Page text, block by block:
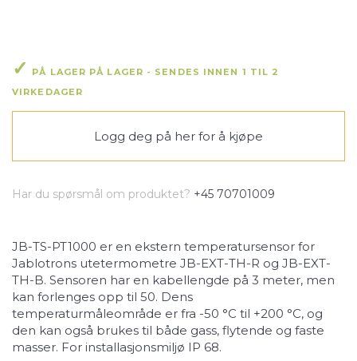
PÅ LAGER PÅ LAGER - SENDES INNEN 1 TIL 2
VIRKEDAGER
Logg deg på her for å kjøpe
Har du spørsmål om produktet? +45 70701009
JB-TS-PT1000 er en ekstern temperatursensor for
Jablotrons utetermometre JB-EXT-TH-R og JB-EXT-
TH-B. Sensoren har en kabellengde på 3 meter, men
kan forlenges opp til 50. Dens
temperaturmåleområde er fra -50 °C til +200 °C, og
den kan også brukes til både gass, flytende og faste
masser. For installasjonsmiljø IP 68.